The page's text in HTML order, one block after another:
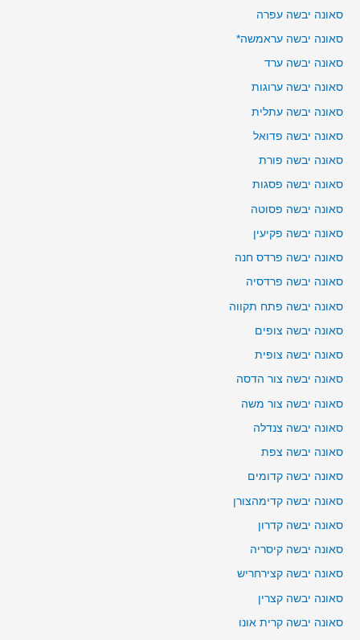
סאונה יבשה עפרה
סאונה יבשה עראמשה*
סאונה יבשה ערד
סאונה יבשה ערוגות
סאונה יבשה עתלית
סאונה יבשה פדואל
סאונה יבשה פורת
סאונה יבשה פסגות
סאונה יבשה פסוטה
סאונה יבשה פקיעין
סאונה יבשה פרדס חנה
סאונה יבשה פרדסיה
סאונה יבשה פתח תקווה
סאונה יבשה צופים
סאונה יבשה צופית
סאונה יבשה צור הדסה
סאונה יבשה צור משה
סאונה יבשה צנדלה
סאונה יבשה צפת
סאונה יבשה קדומים
סאונה יבשה קדימהצורן
סאונה יבשה קדרון
סאונה יבשה קיסריה
סאונה יבשה קצירחריש
סאונה יבשה קצרין
סאונה יבשה קרית אונו